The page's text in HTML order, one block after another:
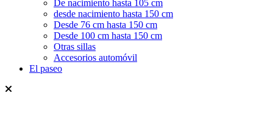
De nacimiento hasta 105 cm
desde nacimiento hasta 150 cm
Desde 76 cm hasta 150 cm
Desde 100 cm hasta 150 cm
Otras sillas
Accesorios automóvil
El paseo